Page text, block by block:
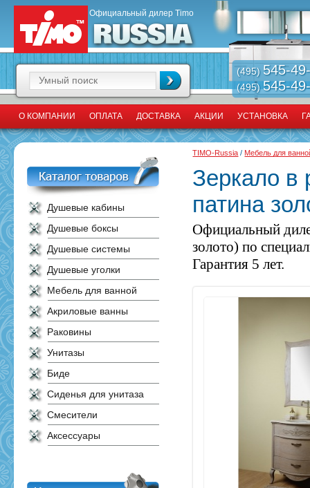
Официальный дилер Timo
(495) 545-
(495)545-
О КОМПАНИИ ОПЛАТА ДОСТАВКА АКЦИИ УСТАНОВКА
Душевые кабины
Душевые боксы
Душевые системы
Душевые уголки
Мебель для ванной
Акриловые ванны
Раковины
Унитазы
Биде
Сиденья для унитаза
Смесители
Аксессуары
TIMO-Russia / Мебель для
Зеркало в
патина
Официальный
золото) по
Гарантия 5 лет.